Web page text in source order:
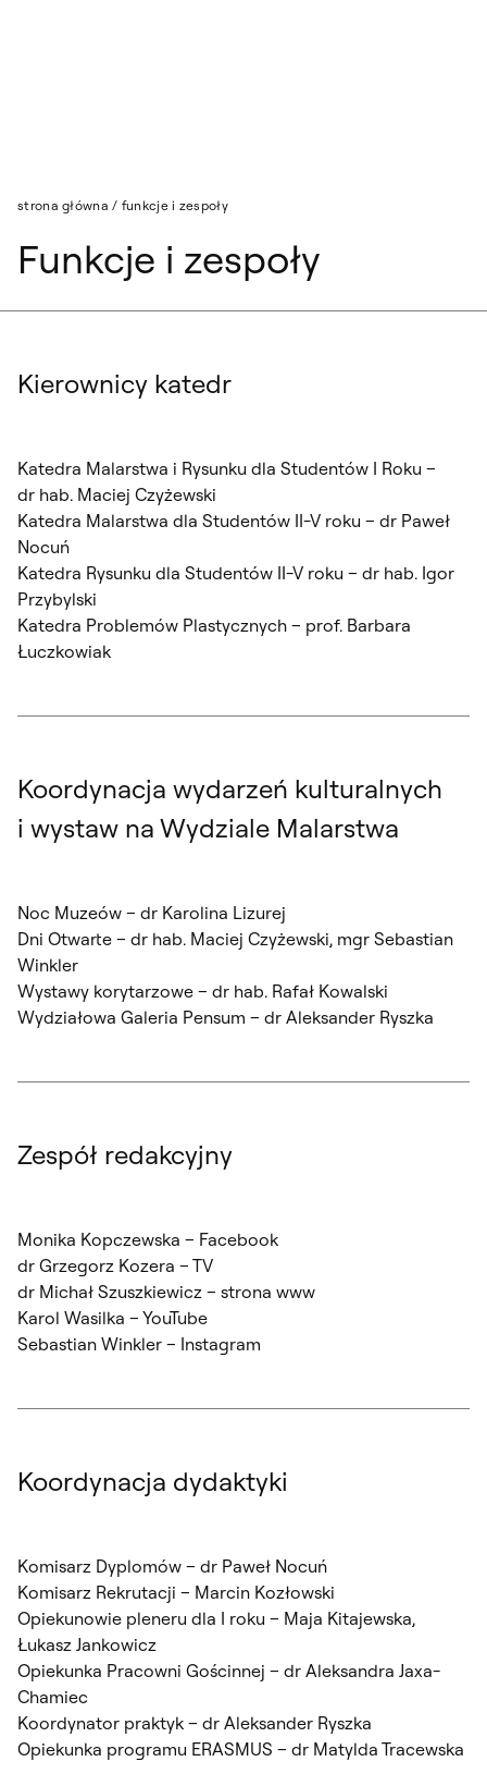
strona główna / funkcje i zespoły
Funkcje i zespoły
Kierownicy katedr
Katedra Malarstwa i Rysunku dla Studentów I Roku –
dr hab. Maciej Czyżewski
Katedra Malarstwa dla Studentów II-V roku – dr Paweł
Nocuń
Katedra Rysunku dla Studentów II-V roku – dr hab. Igor
Przybylski
Katedra Problemów Plastycznych – prof. Barbara
Łuczkowiak
Koordynacja wydarzeń kulturalnych
i wystaw na Wydziale Malarstwa
Noc Muzeów – dr Karolina Lizurej
Dni Otwarte – dr hab. Maciej Czyżewski, mgr Sebastian
Winkler
Wystawy korytarzowe – dr hab. Rafał Kowalski
Wydziałowa Galeria Pensum – dr Aleksander Ryszka
Zespół redakcyjny
Monika Kopczewska – Facebook
dr Grzegorz Kozera – TV
dr Michał Szuszkiewicz – strona www
Karol Wasilka – YouTube
Sebastian Winkler – Instagram
Koordynacja dydaktyki
Komisarz Dyplomów – dr Paweł Nocuń
Komisarz Rekrutacji – Marcin Kozłowski
Opiekunowie pleneru dla I roku – Maja Kitajewska,
Łukasz Jankowicz
Opiekunka Pracowni Gościnnej – dr Aleksandra Jaxa-
Chamiec
Koordynator praktyk – dr Aleksander Ryszka
Opiekunka programu ERASMUS – dr Matylda Tracewska